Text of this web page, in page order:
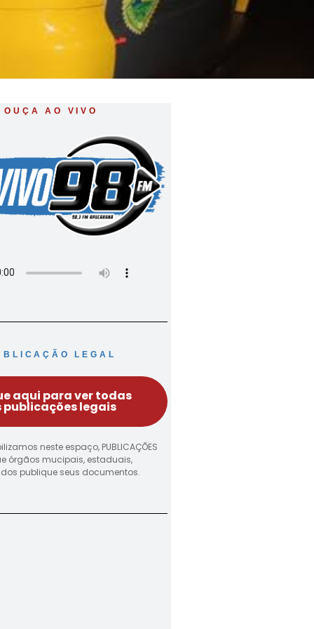
OUÇA AO VIVO
LEGAL
aqui para ver todas
publicações legais
neste espaço, PUBLICAÇÕES
órgãos mucipais, estaduais,
publique seus documentos.